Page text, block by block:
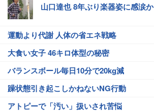
山口達也 8年ぶり楽器姿に感涙か
運動より代謝 人体の省エネ戦略
大食い女子 46キロ体型の秘密
バランスボール毎日10分で20kg減
躁状態引き起こしかねないNG行動
アトピーで「汚い」扱いされ苦悩